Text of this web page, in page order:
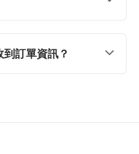
訂單資訊？